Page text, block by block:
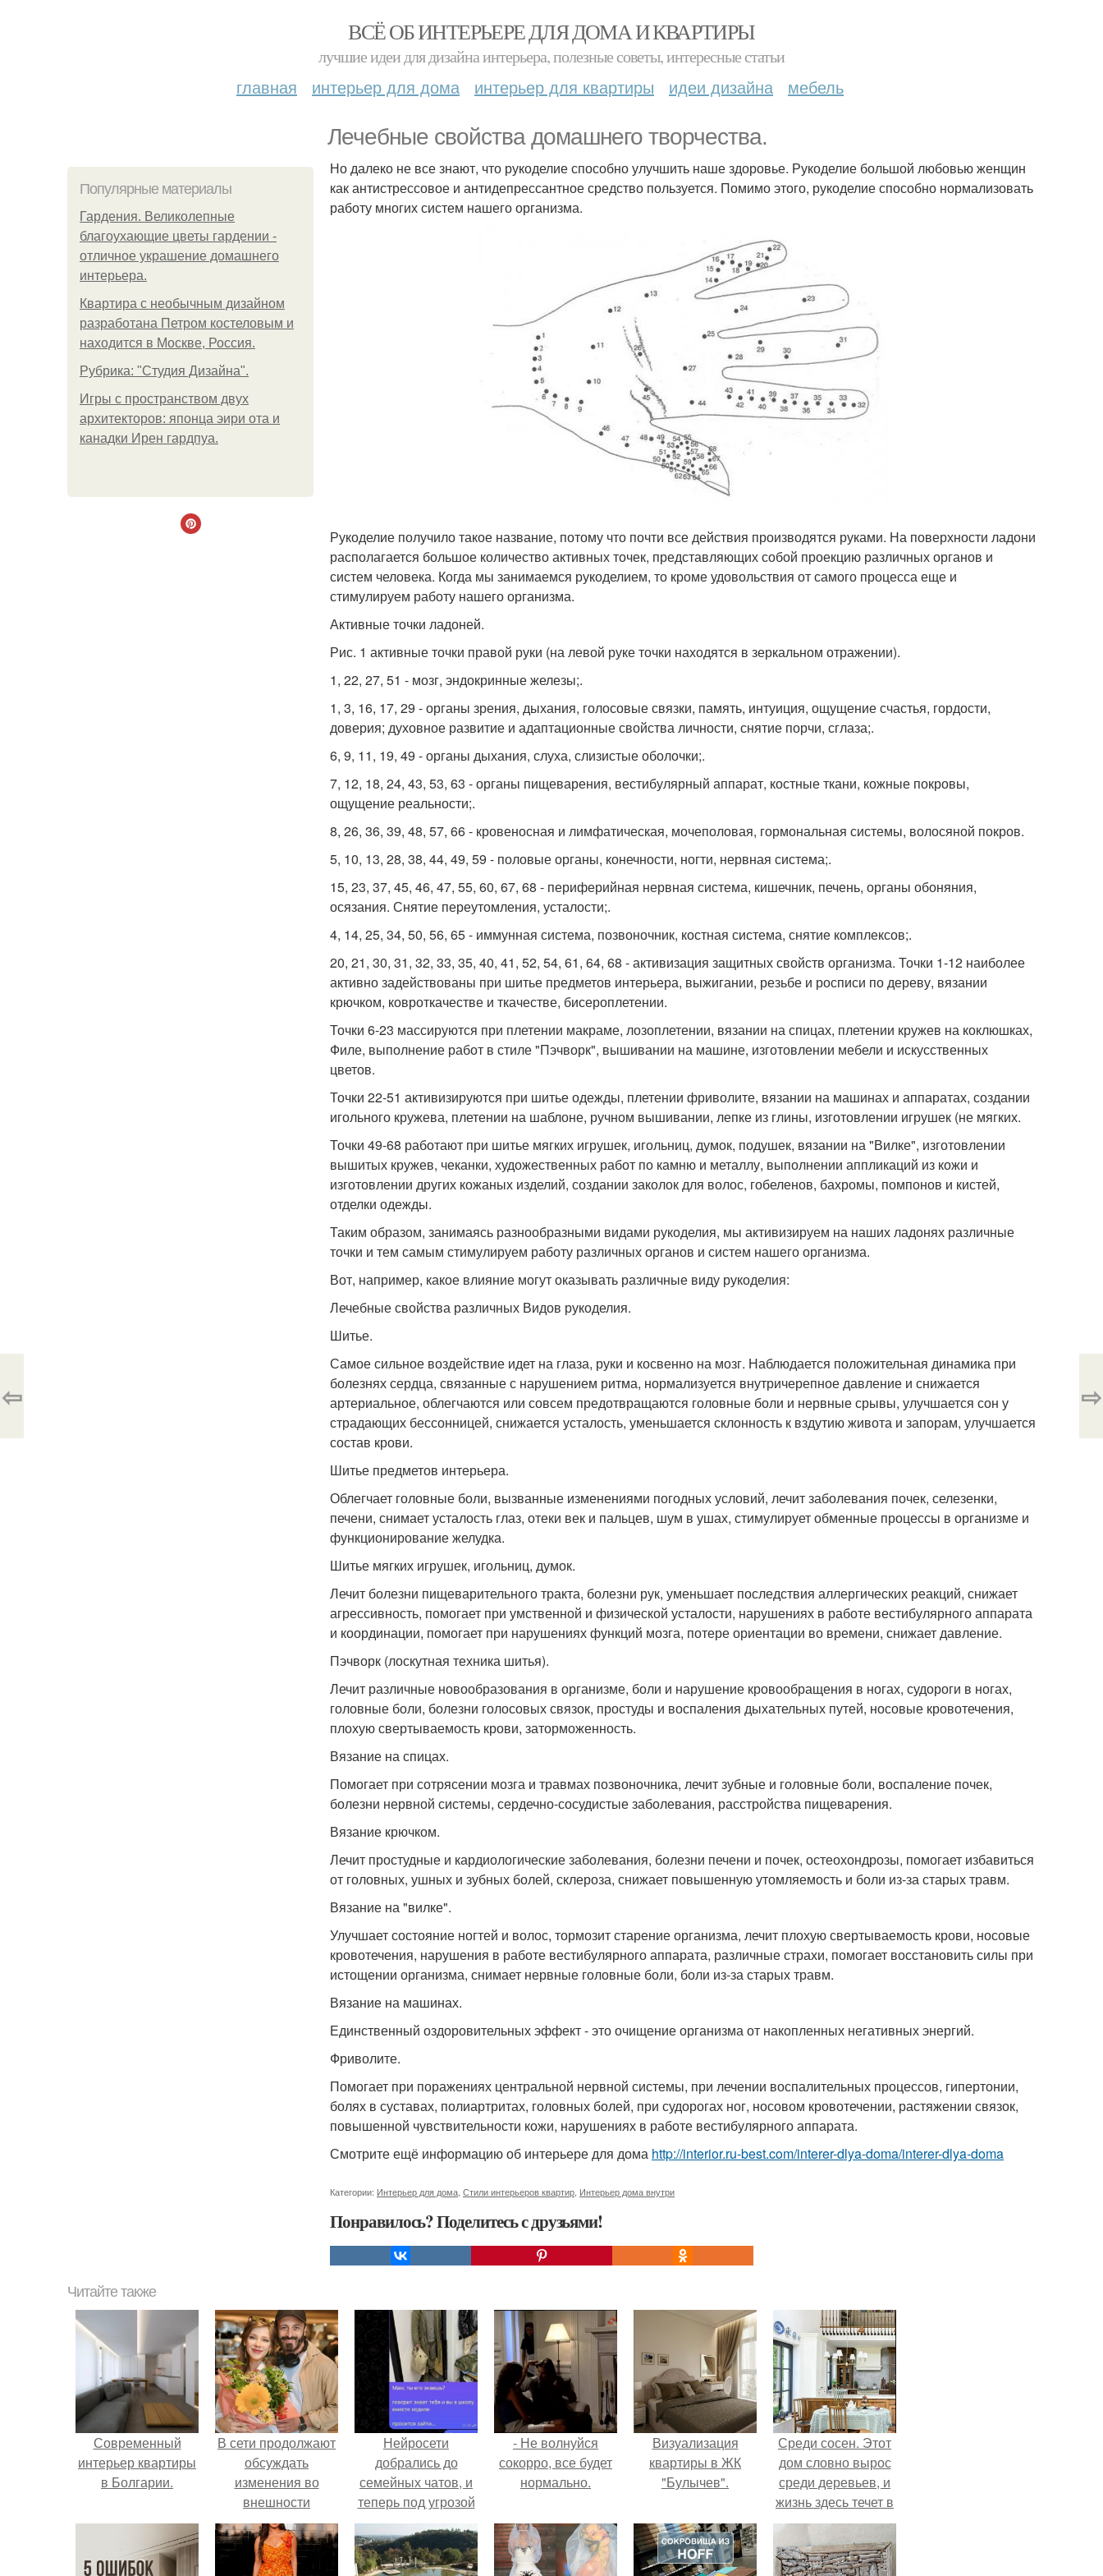
ВСЁ ОБ ИНТЕРЬЕРЕ ДЛЯ ДОМА И КВАРТИРЫ
лучшие идеи для дизайна интерьера, полезные советы, интересные статьи
главная интерьер для дома интерьер для квартиры идеи дизайна мебель
Лечебные свойства домашнего творчества.
Популярные материалы
Гардения. Великолепные
благоухающие цветы гардении -
отличное украшение домашнего
интерьера.
Квартира с необычным дизайном
разработана Петром костеловым и
находится в Москве, Россия.
Рубрика: "Студия Дизайна".
Игры с пространством двух
архитекторов: японца эири ота и
канадки Ирен гардпуа.
Но далеко не все знают, что рукоделие способно улучшить наше здоровье. Рукоделие большой любовью женщин
как антистрессовое и антидепрессантное средство пользуется. Помимо этого, рукоделие способно нормализовать
работу многих систем нашего организма.
Рукоделие получило такое название, потому что почти все действия производятся руками. На поверхности ладони
располагается большое количество активных точек, представляющих собой проекцию различных органов и
систем человека. Когда мы занимаемся рукоделием, то кроме удовольствия от самого процесса еще и
стимулируем работу нашего организма.
Активные точки ладоней.
Рис. 1 активные точки правой руки (на левой руке точки находятся в зеркальном отражении).
1, 22, 27, 51 - мозг, эндокринные железы;.
1, 3, 16, 17, 29 - органы зрения, дыхания, голосовые связки, память, интуиция, ощущение счастья, гордости,
доверия; духовное развитие и адаптационные свойства личности, снятие порчи, сглаза;.
6, 9, 11, 19, 49 - органы дыхания, слуха, слизистые оболочки;.
7, 12, 18, 24, 43, 53, 63 - органы пищеварения, вестибулярный аппарат, костные ткани, кожные покровы,
ощущение реальности;.
8, 26, 36, 39, 48, 57, 66 - кровеносная и лимфатическая, мочеполовая, гормональная системы, волосяной покров.
5, 10, 13, 28, 38, 44, 49, 59 - половые органы, конечности, ногти, нервная система;.
15, 23, 37, 45, 46, 47, 55, 60, 67, 68 - периферийная нервная система, кишечник, печень, органы обоняния,
осязания. Снятие переутомления, усталости;.
4, 14, 25, 34, 50, 56, 65 - иммунная система, позвоночник, костная система, снятие комплексов;.
20, 21, 30, 31, 32, 33, 35, 40, 41, 52, 54, 61, 64, 68 - активизация защитных свойств организма. Точки 1-12 наиболее
активно задействованы при шитье предметов интерьера, выжигании, резьбе и росписи по дереву, вязании
крючком, ковроткачестве и ткачестве, бисероплетении.
Точки 6-23 массируются при плетении макраме, лозоплетении, вязании на спицах, плетении кружев на коклюшках,
Филе, выполнение работ в стиле "Пэчворк", вышивании на машине, изготовлении мебели и искусственных
цветов.
Точки 22-51 активизируются при шитье одежды, плетении фриволите, вязании на машинах и аппаратах, создании
игольного кружева, плетении на шаблоне, ручном вышивании, лепке из глины, изготовлении игрушек (не мягких.
Точки 49-68 работают при шитье мягких игрушек, игольниц, думок, подушек, вязании на "Вилке", изготовлении
вышитых кружев, чеканки, художественных работ по камню и металлу, выполнении аппликаций из кожи и
изготовлении других кожаных изделий, создании заколок для волос, гобеленов, бахромы, помпонов и кистей,
отделки одежды.
Таким образом, занимаясь разнообразными видами рукоделия, мы активизируем на наших ладонях различные
точки и тем самым стимулируем работу различных органов и систем нашего организма.
Вот, например, какое влияние могут оказывать различные виду рукоделия:
Лечебные свойства различных Видов рукоделия.
Шитье.
Самое сильное воздействие идет на глаза, руки и косвенно на мозг. Наблюдается положительная динамика при
болезнях сердца, связанные с нарушением ритма, нормализуется внутричерепное давление и снижается
артериальное, облегчаются или совсем предотвращаются головные боли и нервные срывы, улучшается сон у
страдающих бессонницей, снижается усталость, уменьшается склонность к вздутию живота и запорам, улучшается
состав крови.
Шитье предметов интерьера.
Облегчает головные боли, вызванные изменениями погодных условий, лечит заболевания почек, селезенки,
печени, снимает усталость глаз, отеки век и пальцев, шум в ушах, стимулирует обменные процессы в организме и
функционирование желудка.
Шитье мягких игрушек, игольниц, думок.
Лечит болезни пищеварительного тракта, болезни рук, уменьшает последствия аллергических реакций, снижает
агрессивность, помогает при умственной и физической усталости, нарушениях в работе вестибулярного аппарата
и координации, помогает при нарушениях функций мозга, потере ориентации во времени, снижает давление.
Пэчворк (лоскутная техника шитья).
Лечит различные новообразования в организме, боли и нарушение кровообращения в ногах, судороги в ногах,
головные боли, болезни голосовых связок, простуды и воспаления дыхательных путей, носовые кровотечения,
плохую свертываемость крови, заторможенность.
Вязание на спицах.
Помогает при сотрясении мозга и травмах позвоночника, лечит зубные и головные боли, воспаление почек,
болезни нервной системы, сердечно-сосудистые заболевания, расстройства пищеварения.
Вязание крючком.
Лечит простудные и кардиологические заболевания, болезни печени и почек, остеохондрозы, помогает избавиться
от головных, ушных и зубных болей, склероза, снижает повышенную утомляемость и боли из-за старых травм.
Вязание на "вилке".
Улучшает состояние ногтей и волос, тормозит старение организма, лечит плохую свертываемость крови, носовые
кровотечения, нарушения в работе вестибулярного аппарата, различные страхи, помогает восстановить силы при
истощении организма, снимает нервные головные боли, боли из-за старых травм.
Вязание на машинах.
Единственный оздоровительных эффект - это очищение организма от накопленных негативных энергий.
Фриволите.
Помогает при поражениях центральной нервной системы, при лечении воспалительных процессов, гипертонии,
болях в суставах, полиартритах, головных болей, при судорогах ног, носовом кровотечении, растяжении связок,
повышенной чувствительности кожи, нарушениях в работе вестибулярного аппарата.
Смотрите ещё информацию об интерьере для дома http://interior.ru-best.com/interer-dlya-doma/interer-dlya-doma
Категории: Интерьер для дома Стили интерьеров квартир Интерьер дома внутри
Понравилось? Поделитесь с друзьями!
⇦ ⇨
Читайте также
Современный
интерьер квартиры
в Болгарии.
В сети продолжают
обсуждать
изменения во
внешности
актрисы.
Нейросети
добрались до
семейных чатов, и
теперь под угрозой
мамины нервы.
- Не волнуйся
сокорро, все будет
нормально.
Визуализация
квартиры в ЖК
"Булычев".
Среди сосен. Этот
дом словно вырос
среди деревьев, и
жизнь здесь течет в
собственном ритме
- спокойно, без
спешки и лишнего